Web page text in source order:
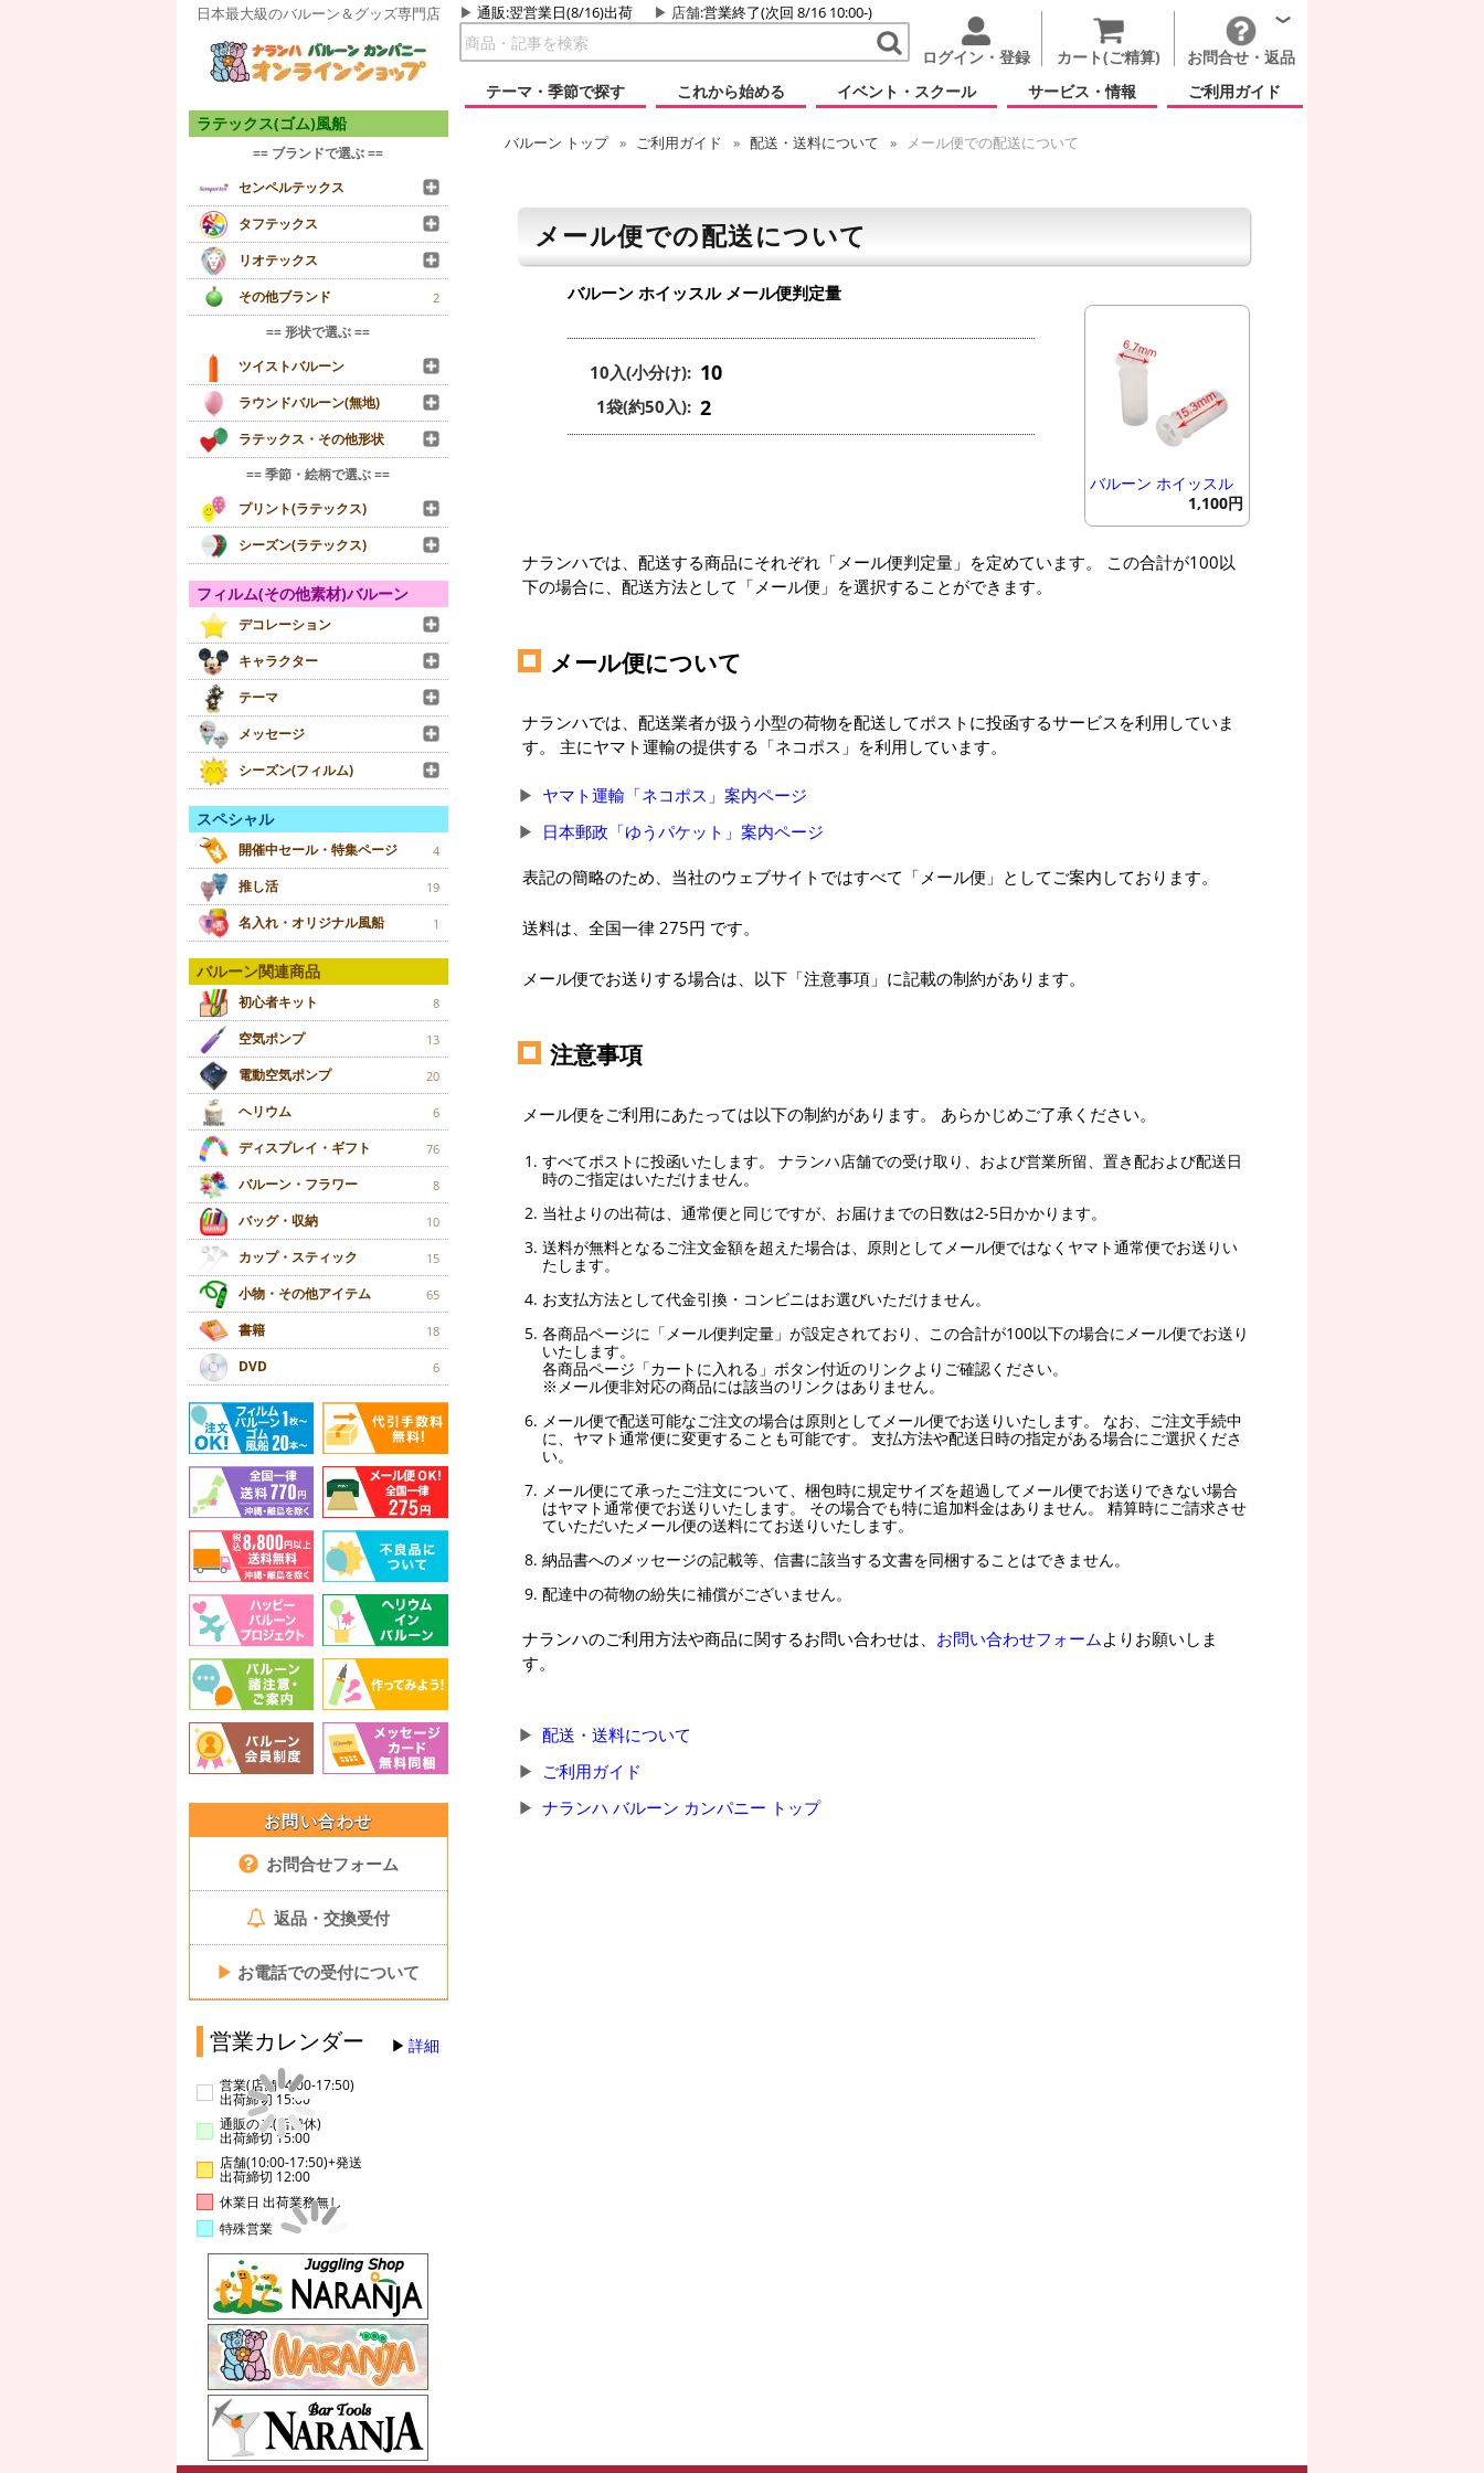
日本最大級のバルーン＆グッズ専門店 通販:翌営業日(8/16)出荷 店舗:営業終了(次回 8/16 10:00-)
ログイン・登録 カート(ご精算)
お問合せ・返品
テーマ・季節で探す
これから始める イベント・スクール サービス・情報 ご利用ガイド
ラテックス(ゴム)風船
== ブランドで選ぶ ==
センペルテックス
タフテックス
リオテックス
その他ブランド
2
== 形状で選ぶ ==
ツイストバルーン
ラウンドバルーン(無地)
ラテックス・その他形状
== 季節・絵柄で選ぶ ==
プリント(ラテックス)
シーズン(ラテックス)
フィルム(その他素材)バルーン
デコレーション
キャラクター
テーマ
メッセージ
シーズン(フィルム)
スペシャル
開催中セール・特集ページ 4
推し活 19
名入れ・オリジナル風船 1
バルーン関連商品
初心者キット 8
空気ポンプ 13
電動空気ポンプ 20
ヘリウム 6
ディスプレイ・ギフト 76
バルーン・フラワー 8
バッグ・収納 10
カップ・スティック 15
小物・その他アイテム 65
書籍 18
DVD 6
お問い合わせ
お問合せフォーム
返品・交換受付
▶ お電話での受付について
営業カレンダー 詳細
営業(店舗14:00-17:50)
出荷締切 15:00
通販のみ(店舗休)
出荷締切 15:00
店舗(10:00-17:50)+発送
出荷締切 12:00
休業日 出荷業務無し
特殊営業
バルーン トップ ご利用ガイド 配送・送料について メール便での配送について
メール便での配送について
バルーン ホイッスル メール便判定量
10入(小分け): 10
1袋(約50入): 2
バルーン ホイッスル
1,100円
ナランハでは、配送する商品にそれぞれ「メール便判定量」を定めています。 この合計が100以
下の場合に、配送方法として「メール便」を選択することができます。
メール便について
ナランハでは、配送業者が扱う小型の荷物を配送してポストに投函するサービスを利用していま
す。 主にヤマト運輸の提供する「ネコポス」を利用しています。
ヤマト運輸「ネコポス」案内ページ
日本郵政「ゆうパケット」案内ページ
表記の簡略のため、当社のウェブサイトではすべて「メール便」としてご案内しております。
送料は、全国一律 275円 です。
メール便でお送りする場合は、以下「注意事項」に記載の制約があります。
注意事項
メール便をご利用にあたっては以下の制約があります。 あらかじめご了承ください。
すべてポストに投函いたします。 ナランハ店舗での受け取り、および営業所留、置き配および配送日
時のご指定はいただけません。
当社よりの出荷は、通常便と同じですが、お届けまでの日数は2-5日かかります。
送料が無料となるご注文金額を超えた場合は、原則としてメール便ではなくヤマト通常便でお送りい
たします。
お支払方法として代金引換・コンビニはお選びいただけません。
各商品ページに「メール便判定量」が設定されており、この合計が100以下の場合にメール便でお送り
いたします。
各商品ページ「カートに入れる」ボタン付近のリンクよりご確認ください。
※メール便非対応の商品には該当のリンクはありません。
メール便で配送可能なご注文の場合は原則としてメール便でお送りいたします。 なお、ご注文手続中
に、ヤマト通常便に変更することも可能です。 支払方法や配送日時の指定がある場合にご選択くださ
い。
メール便にて承ったご注文について、梱包時に規定サイズを超過してメール便でお送りできない場合
はヤマト通常便でお送りいたします。 その場合でも特に追加料金はありません。 精算時にご請求させ
ていただいたメール便の送料にてお送りいたします。
納品書へのメッセージの記載等、信書に該当する文書を同梱することはできません。
配達中の荷物の紛失に補償がございません。
ナランハのご利用方法や商品に関するお問い合わせは、 お問い合わせフォームよりお願いしま
す。
配送・送料について
ご利用ガイド
ナランハ バルーン カンパニー トップ